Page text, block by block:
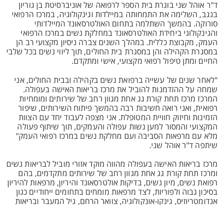
ד"ר אוהל שני בוגרת בית הספר לרפואה של אוניברסיטת בן גוריון
בנגב, השלימה את התמחותה במיילדות וגינקולוגיה, במרכז הרפואי
סורוקה. בהמשך השתלמה בתחום האולטרסאונד המיילדותי
והגינקולוגי ביחידת האולטרסאונד במחלקת נשים במרכז הרפואי
העמק, מקבוצת כללית. במהלך השנים צברה ניסיון מקצועי רב הן
במסגרת הקהילה והן במסגרת בית החולים, תוך ליווי נשים בכל שלבי
החיים ומתן טיפול רפואי מקצועי, אישי ומתקדם.
"לאחר שנים של עשייה ברפואת נשים בקהילה ובבית החולים, אני
שמחה על ההזדמנות להוביל את מרכז בריאות האישה בעפולה.
המרכז מרכז תחת קורת גג אחת מגוון רחב של שירותים ומומחיות
רפואית, ואני רואה חשיבות רבה בהמשך פיתוח השירותים, שיפור
הזמינות וחיזוק חוויית המטופלת. אני מצפה לעבוד יחד עם הצוות
המקצועי והמסור למען נשות עפולה והעמקים, תוך שיתוף פעולה
מלא עם מרפאות הסביבה ועם מחלקת נשים במרכז רפואי העמק"
שיתפה ד"ר אוהל שני.
מרכז בריאות האישה בעפולה מהווה מוקד אזורי מוביל לבריאות נשים
ומרכז תחת קורת גג אחת מגוון רחב של שירותים מתקדמים, בהם
רפואת נשים, מיון נשים, בדיקות אולטרסאונד והיריון, מרפאות להיריון
בסיכון גבוה ולפוריות, לצד מרפאות מומחים בתחומים ייחודיים כגון
אנדומטריוזיס, גינקו-אונקולוגיה, צוואר הרחם, גיל המעבר ובריאות